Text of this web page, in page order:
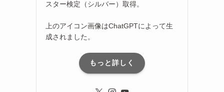
スター検定（シルバー）取得。
上のアイコン画像はChatGPTによって生
成されました。
もっと詳しく